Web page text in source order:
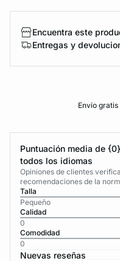
Encuentra este
Entregas y
Envío
Puntuación media de
todos los idiomas
Opiniones de clientes
recomendaciones de la
Talla
Pequeño
Calidad
0
Comodidad
0
Nuevas reseñas